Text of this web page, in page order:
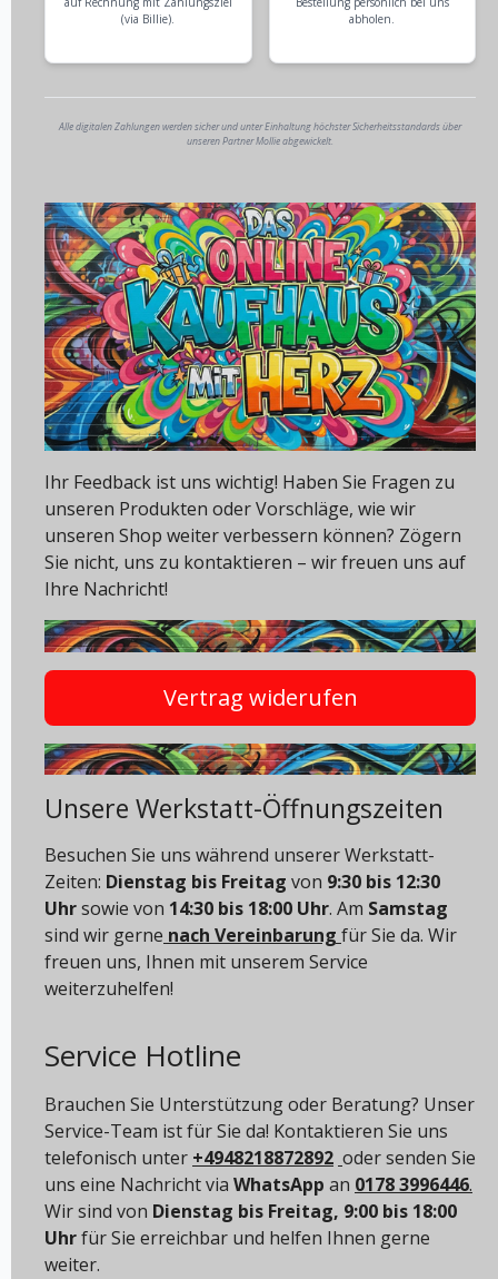
(via Billie).
abholen.
Alle digitalen Zahlungen werden sicher und unter Einhaltung höchster Sicherheitsstandards über
unseren Partner Mollie abgewickelt.
Ihr Feedback ist uns wichtig! Haben Sie Fragen zu
unseren Produkten oder Vorschläge, wie wir
unseren Shop weiter verbessern können? Zögern
Sie nicht, uns zu kontaktieren – wir freuen uns auf
Ihre Nachricht!
Vertrag widerufen
Unsere Werkstatt-Öffnungszeiten
Besuchen Sie uns während unserer Werkstatt-
Zeiten: Dienstag bis Freitag von 9:30 bis 12:30
Uhrsowie von 14:30 bis 18:00 Uhr. Am Samstag
sind wir gerne nach Vereinbarung für Sie da. Wir
freuen uns, Ihnen mit unserem Service
weiterzuhelfen!
Service Hotline
Brauchen Sie Unterstützung oder Beratung? Unser
Service-Team ist für Sie da! Kontaktieren Sie uns
telefonisch unter +4948218872892 oder senden Sie
uns eine Nachricht via WhatsApp an 0178 3996446.
Wir sind von Dienstag bis Freitag, 9:00 bis 18:00
Uhrfür Sie erreichbar und helfen Ihnen gerne
weiter.